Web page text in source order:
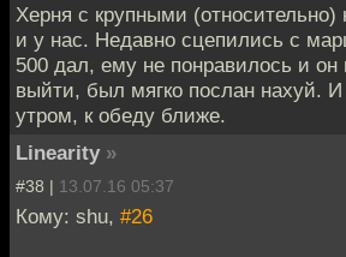
Херня с крупными
и у нас. Недавно сцепились с
500 дал, ему не понравилось и
выйти, был мягко послан нахуй.
утром, к обеду ближе.
Linearity »
#38 | 13.07.16 05:37
Кому: shu, #26